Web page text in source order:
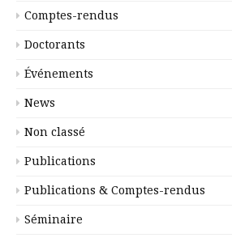
Comptes-rendus
Doctorants
Événements
News
Non classé
Publications
Publications & Comptes-rendus
Séminaire